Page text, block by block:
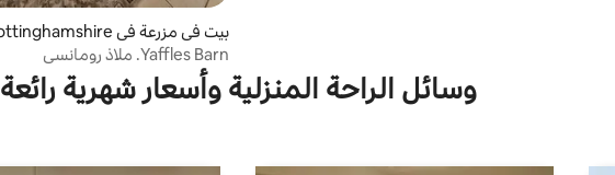
بيت في مزرعة في Nottinghamshire
Yaffles Barn. ملاذ رومانسي
وسائل الراحة المنزلية وأسعار شهرية رائعة